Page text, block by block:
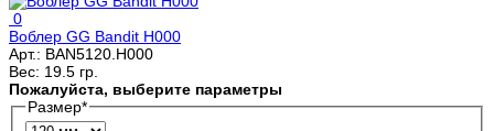
0
Воблер GG Bandit H000
Арт.: BAN5120.H000
Вес: 19.5 гр.
Пожалуйста, выберите параметры
Размер*